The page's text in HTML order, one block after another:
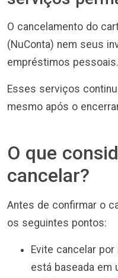
O cancelamento do
(NuConta) nem seus
empréstimos pessoais.
Esses serviços
mesmo após o
O que
cancelar?
Antes de confirmar o
os seguintes pontos:
Evite cancelar
está baseada em